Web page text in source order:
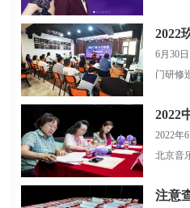
6月30
门研修
2022年
北京音